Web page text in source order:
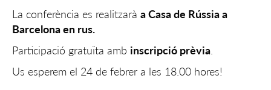
La conferència es realitzarà a Casa de Rússia a
Barcelona en rus.
Participació gratuïta amb inscripció prèvia
Us esperem el 24 de febrer a les 18.00 hores!